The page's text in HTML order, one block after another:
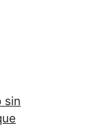
sin